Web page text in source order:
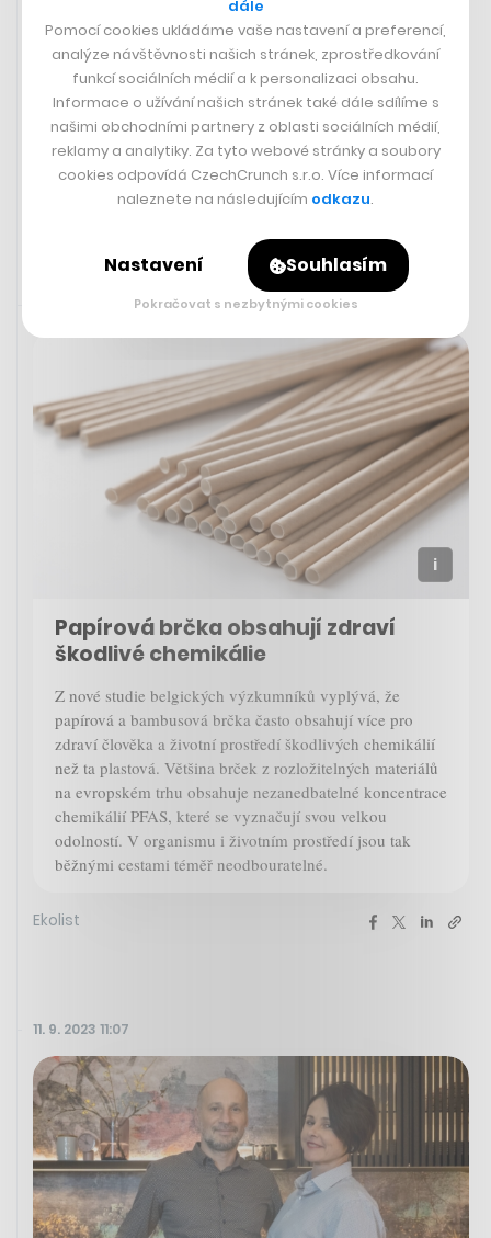
tisíc na 10,87 milionu. Vyplývá to z údajů, které v
pondělí zveřejnil Český statistický úřad. K růstu přispěla
především zahraniční migrace, které byla nejsilnější z
Ukrajiny. Zemřelo 56 666 obyvatel Česka, tedy o 3398
méně než za první pololetí loňského roku. Narodilo se
45 180 dětí, meziročně o 5731 méně.
Papírová brčka obsahují zdraví
škodlivé chemikálie
Z nové studie belgických výzkumníků vyplývá, že
papírová a bambusová brčka často obsahují více pro
zdraví člověka a životní prostředí škodlivých chemikálií
než ta plastová. Většina brček z rozložitelných materiálů
na evropském trhu obsahuje nezanedbatelné koncentrace
chemikálií PFAS, které se vyznačují svou velkou
odolností. V organismu i životním prostředí jsou tak
běžnými cestami téměř neodbouratelné.
Ekolist
11. 9. 2023 11:07
dále
Pomocí cookies ukládáme vaše nastavení a preferencí,
analýze návštěvnosti našich stránek, zprostředkování
funkcí sociálních médií a k personalizaci obsahu.
Informace o užívání našich stránek také dále sdílíme s
našimi obchodními partnery z oblasti sociálních médií,
reklamy a analytiky. Za tyto webové stránky a soubory
cookies odpovídá CzechCrunch s.r.o. Více informací
naleznete na následujícím odkazu.
Nastavení Souhlasím
Pokračovat s nezbytnými cookies